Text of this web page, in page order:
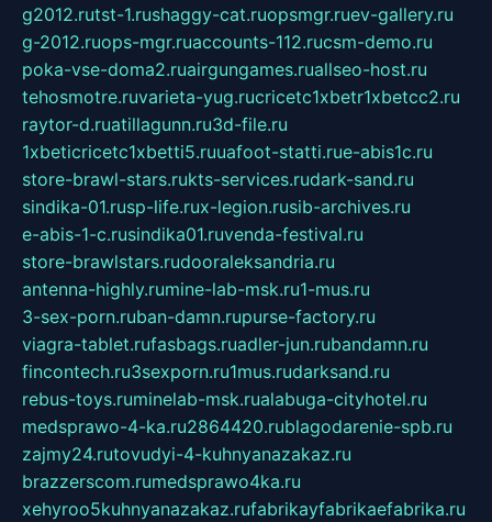
g2012.rutst-1.rushaggy-cat.ruopsmgr.ruev-gallery.ru
g-2012.ruops-mgr.ruaccounts-112.rucsm-demo.ru
poka-vse-doma2.ruairgungames.ruallseo-host.ru
tehosmotre.ruvarieta-yug.rucricetc1xbetr1xbetcc2.ru
raytor-d.ruatillagunn.ru3d-file.ru
1xbeticricetc1xbetti5.ruuafoot-statti.rue-abis1c.ru
store-brawl-stars.rukts-services.rudark-sand.ru
sindika-01.rusp-life.rux-legion.rusib-archives.ru
e-abis-1-c.rusindika01.ruvenda-festival.ru
store-brawlstars.rudooraleksandria.ru
antenna-highly.rumine-lab-msk.ru1-mus.ru
3-sex-porn.ruban-damn.rupurse-factory.ru
viagra-tablet.rufasbags.ruadler-jun.rubandamn.ru
fincontech.ru3sexporn.ru1mus.rudarksand.ru
rebus-toys.ruminelab-msk.rualabuga-cityhotel.ru
medsprawo-4-ka.ru2864420.rublagodarenie-spb.ru
zajmy24.rutovudyi-4-kuhnyanazakaz.ru
brazzerscom.rumedsprawo4ka.ru
xehyroo5kuhnyanazakaz.rufabrikayfabrikaefabrika.ru